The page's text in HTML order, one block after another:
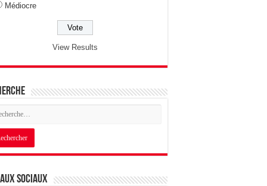
Médiocre
View Results
sociaux